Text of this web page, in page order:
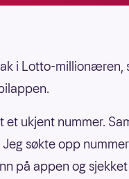
i Lotto-millionæren,
et ukjent nummer.
søkte opp
på appen og